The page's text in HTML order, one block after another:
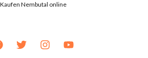
Kaufen Nembutal online